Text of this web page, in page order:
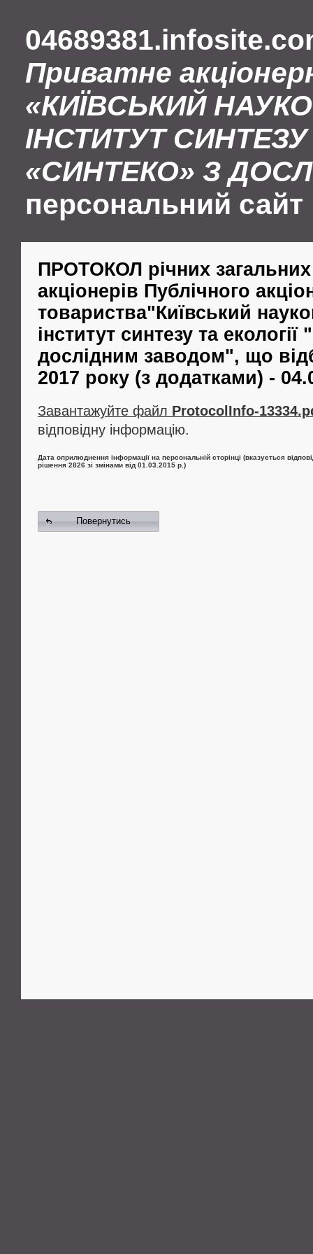
Приватне
«КИЇВСЬКИЙ
ІНСТИТУТ СИНТЕЗУ
«СИНТЕКО» З
персональний сайт
ПРОТОКОЛ річних загальних
акціонерів Публічного
товариства"Київський
інститут синтезу та
дослідним заводом", що
2017 року (з додатками) -
Завантажуйте файл ProtocolInfo-
відповідну інформацію.
Дата оприлюднення інформації на персональній сторінці (вказується
рішення 2826 зі змінами від 01.03.2015 р.)
Повернутись